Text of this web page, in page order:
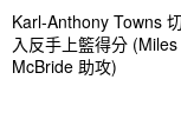
Karl-Anthony Towns
入反手上籃得分 (Miles
McBride 助攻)